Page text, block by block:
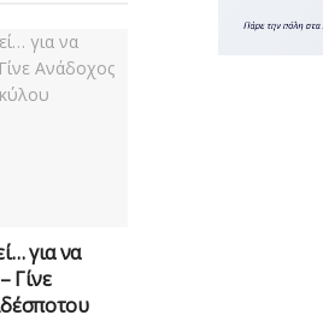
για να
Γίνε